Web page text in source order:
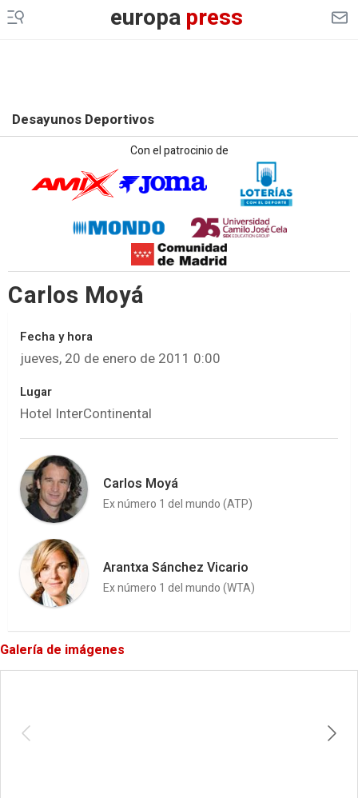
europapress
Desayunos Deportivos
Con el patrocinio de
Carlos Moyá
Fecha y hora
jueves, 20 de enero de 2011 0:00
Lugar
Hotel InterContinental
Carlos Moyá
Ex número 1 del mundo (ATP)
Arantxa Sánchez Vicario
Ex número 1 del mundo (WTA)
Galería de imágenes